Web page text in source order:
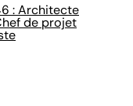
: Architecte
de projet